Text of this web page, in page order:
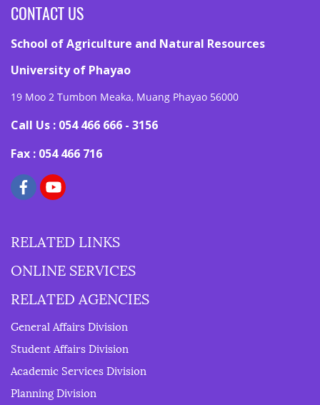
CONTACT US
School of Agriculture and Natural Resources
University of Phayao
19 Moo 2 Tumbon Meaka, Muang Phayao 56000
Call Us : 054 466 666 - 3156
Fax : 054 466 716
RELATED LINKS
ONLINE SERVICES
RELATED AGENCIES
General Affairs Division
Student Affairs Division
Academic Services Division
Planning Division